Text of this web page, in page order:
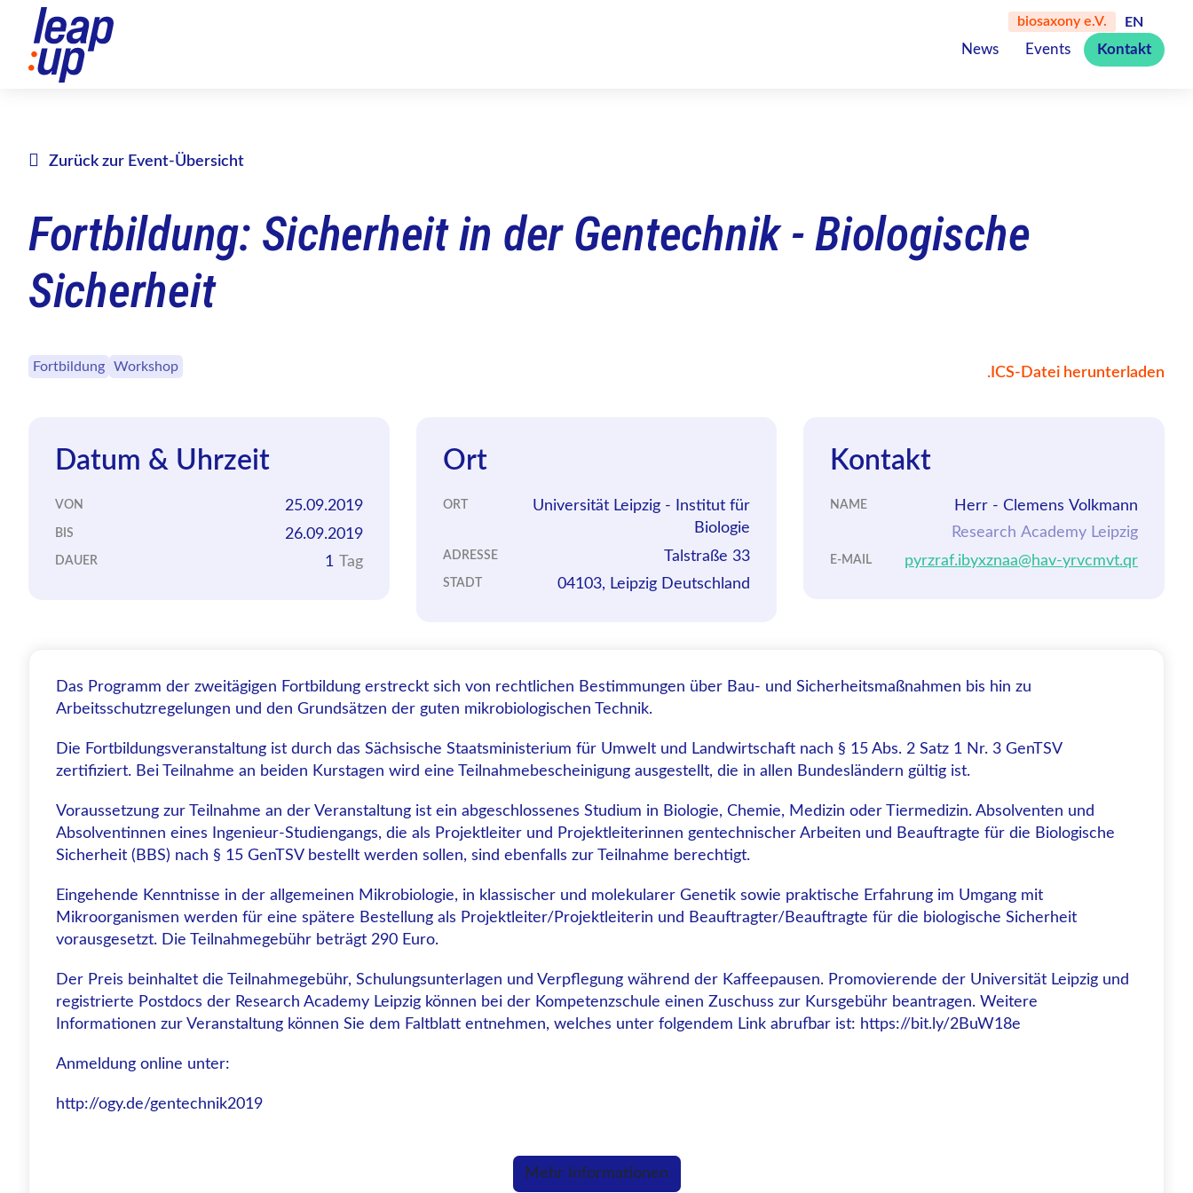
biosaxony e.V. EN
News Events Kontakt
Zurück zur Event-Übersicht
Fortbildung: Sicherheit in der Gentechnik - Biologische
Sicherheit
Fortbildung Workshop .ICS-Datei herunterladen
Datum & Uhrzeit
VON 25.09.2019
BIS 26.09.2019
DAUER 1 Tag
Ort
ORT
Universität Leipzig - Institut für
Biologie
ADRESSE Talstraße 33
STADT 04103, Leipzig Deutschland
Kontakt
NAME
Herr - Clemens Volkmann
Research Academy Leipzig
E-MAIL pyrzraf.ibyxznaa@hav-yrvcmvt.qr
Das Programm der zweitägigen Fortbildung erstreckt sich von rechtlichen Bestimmungen über Bau- und Sicherheitsmaßnahmen bis hin zu
Arbeitsschutzregelungen und den Grundsätzen der guten mikrobiologischen Technik.
Die Fortbildungsveranstaltung ist durch das Sächsische Staatsministerium für Umwelt und Landwirtschaft nach § 15 Abs. 2 Satz 1 Nr. 3 GenTSV
zertifiziert. Bei Teilnahme an beiden Kurstagen wird eine Teilnahmebescheinigung ausgestellt, die in allen Bundesländern gültig ist.
Voraussetzung zur Teilnahme an der Veranstaltung ist ein abgeschlossenes Studium in Biologie, Chemie, Medizin oder Tiermedizin. Absolventen und
Absolventinnen eines Ingenieur-Studiengangs, die als Projektleiter und Projektleiterinnen gentechnischer Arbeiten und Beauftragte für die Biologische
Sicherheit (BBS) nach § 15 GenTSV bestellt werden sollen, sind ebenfalls zur Teilnahme berechtigt.
Eingehende Kenntnisse in der allgemeinen Mikrobiologie, in klassischer und molekularer Genetik sowie praktische Erfahrung im Umgang mit
Mikroorganismen werden für eine spätere Bestellung als Projektleiter/Projektleiterin und Beauftragter/Beauftragte für die biologische Sicherheit
vorausgesetzt. Die Teilnahmegebühr beträgt 290 Euro.
Der Preis beinhaltet die Teilnahmegebühr, Schulungsunterlagen und Verpflegung während der Kaffeepausen. Promovierende der Universität Leipzig und
registrierte Postdocs der Research Academy Leipzig können bei der Kompetenzschule einen Zuschuss zur Kursgebühr beantragen. Weitere
Informationen zur Veranstaltung können Sie dem Faltblatt entnehmen, welches unter folgendem Link abrufbar ist: https://bit.ly/2BuW18e
Anmeldung online unter:
http://ogy.de/gentechnik2019
Mehr Informationen